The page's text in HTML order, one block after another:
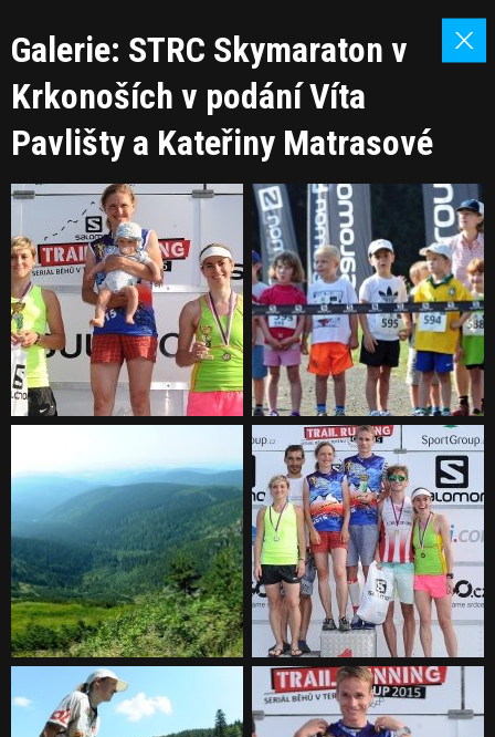
Galerie: STRC Skymaraton v
Krkonoších v podání Víta
Pavlišty a Kateřiny Matrasové